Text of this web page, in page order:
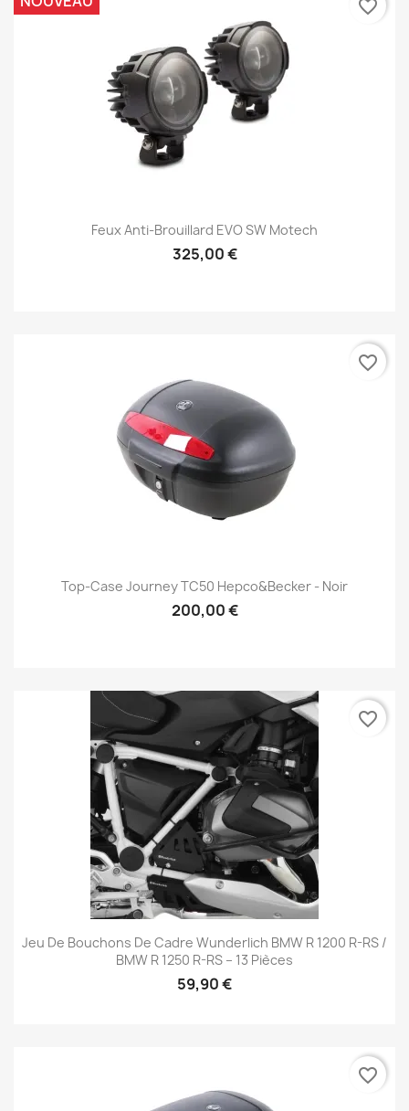
Feux Anti-Brouillard EVO SW Motech
325,00 €
favorite_border
Top-Case Journey TC50 Hepco&Becker - Noir
200,00 €
favorite_border
Jeu De Bouchons De Cadre Wunderlich BMW R 1200 R-RS /
BMW R 1250 R-RS – 13 Pièces
59,90 €
favorite_border
favorite_border